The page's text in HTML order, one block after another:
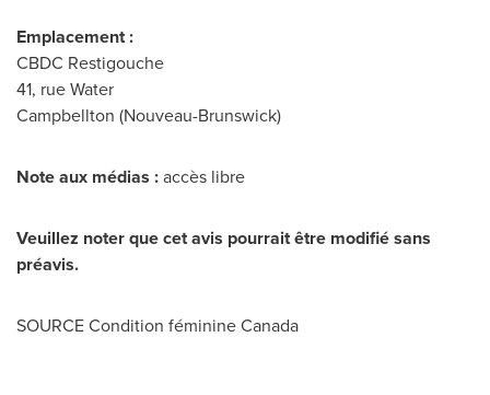
Emplacement :
CBDC Restigouche
41, rue Water
Campbellton (Nouveau-Brunswick)
Note aux médias :accès libre
Veuillez noter que cet avis pourrait être modifié sans
préavis.
SOURCE Condition féminineCanada